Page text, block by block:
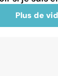
Plus de